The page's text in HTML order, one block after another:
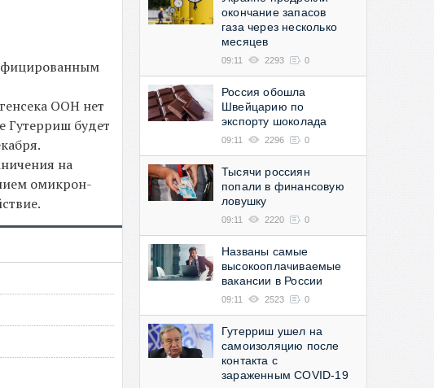
ООН нет
Гутерриш будет
на
омикрон-
окончание запасов
газа через несколько
месяцев
09:11 2293 0
Россия обошла
Швейцарию по
экспорту шоколада
09:11 2296 0
Тысячи россиян
попали в финансовую
ловушку
09:11 2220 0
Названы самые
высокооплачиваемые
вакансии в России
09:11 2523 0
Гутерриш ушел на
самоизоляцию после
контакта с
зараженным COVID-19